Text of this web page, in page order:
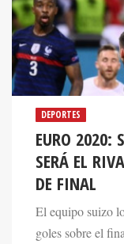
DEPORTES
EURO 2020:
SERÁ EL
DE FINAL
El equipo suizo
goles sobre el
la tanda de